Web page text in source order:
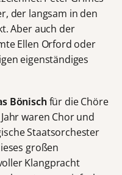
der langsam in den
Aber auch der
Ellen Orford oder
eigenständiges
Bönischfür die Chöre
waren Chor und
Staatsorchester
großen
Klangpracht